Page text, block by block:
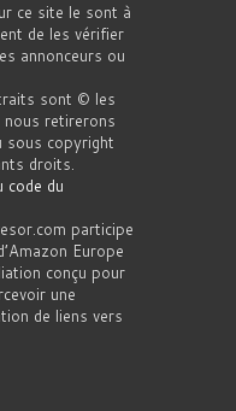
ce site le sont à
de les vérifier
annonceurs ou
sont © les
retirerons
sous copyright
droits.
code du
participe
Europe
conçu pour
une
de liens vers